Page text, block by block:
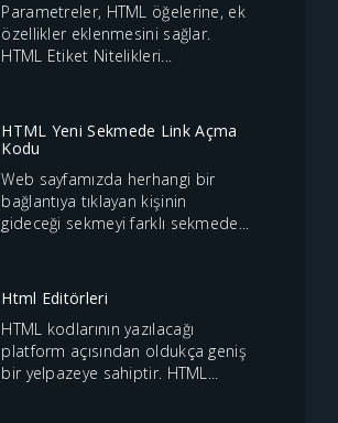
Parametreler, HTML öğelerine, ek
özellikler eklenmesini sağlar.
HTML Etiket Nitelikleri...
HTML Yeni Sekmede Link Açma
Kodu
Web sayfamızda herhangi bir
bağlantıya tıklayan kişinin
gideceği sekmeyi farklı sekmede...
Html Editörleri
HTML kodlarının yazılacağı
platform açısından oldukça geniş
bir yelpazeye sahiptir. HTML...